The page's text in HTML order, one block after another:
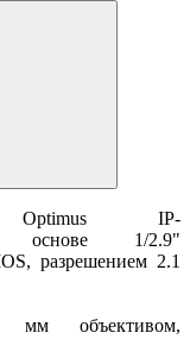
Optimus IP-
основе 1/2.9"
разрешением 2.1
мм объективом,